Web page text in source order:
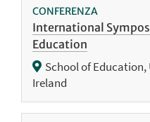
CONFERENZA
International
Education
School of
Ireland